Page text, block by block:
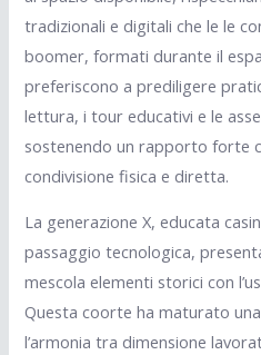
tradizionali e digitali che le le
boomer, formati durante il
preferiscono a prediligere
lettura, i tour educativi e le
sostenendo un rapporto forte
condivisione fisica e diretta.
La generazione X, educata
passaggio tecnologica,
mescola elementi storici con
Questa coorte ha maturato
l’armonia tra dimensione